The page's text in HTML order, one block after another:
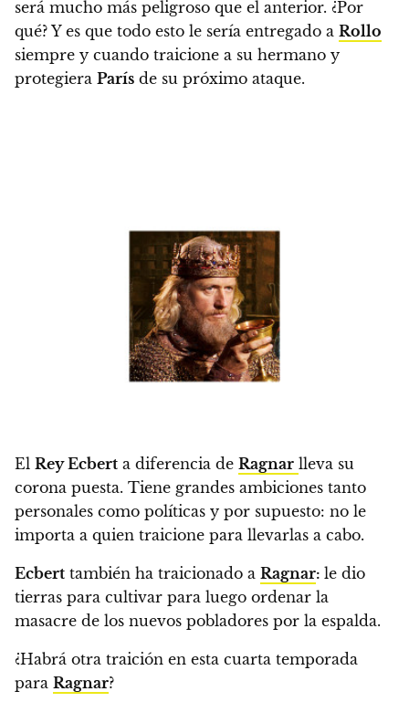
será mucho más peligroso que el anterior. ¿Por
qué? Y es que todo esto le sería entregado a Rollo
siempre y cuando traicione a su hermano y
protegiera París de su próximo ataque.
El Rey Ecbert a diferencia de Ragnar lleva su
corona puesta. Tiene grandes ambiciones tanto
personales como políticas y por supuesto: no le
importa a quien traicione para llevarlas a cabo.
Ecbert también ha traicionado a Ragnar: le dio
tierras para cultivar para luego ordenar la
masacre de los nuevos pobladores por la espalda.
¿Habrá otra traición en esta cuarta temporada
para Ragnar?